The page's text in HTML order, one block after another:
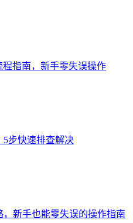
程指南，新手零失误操作
5步快速排查解决
新手也能零失误的操作指南